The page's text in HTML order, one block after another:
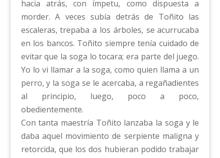
hacia atrás, con ímpetu, como dispuesta a
morder. A veces subía detrás de Toñito las
escaleras, trepaba a los árboles, se acurrucaba
en los bancos. Toñito siempre tenía cuidado de
evitar que la soga lo tocara; era parte del juego.
Yo lo vi llamar a la soga, como quien llama a un
perro, y la soga se le acercaba, a regañadientes
al principio, luego, poco a poco,
obedientemente.
Con tanta maestría Toñito lanzaba la soga y le
daba aquel movimiento de serpiente maligna y
retorcida, que los dos hubieran podido trabajar